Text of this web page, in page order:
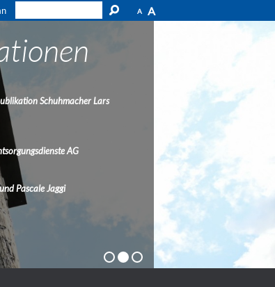
A A
Schuhmacher Lars
AG
Pascale Jaggi